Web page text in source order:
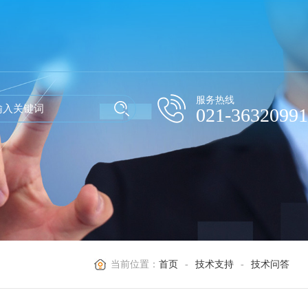
服务热线
021-36320991
当前位置：首页 - 技术支持 - 技术问答